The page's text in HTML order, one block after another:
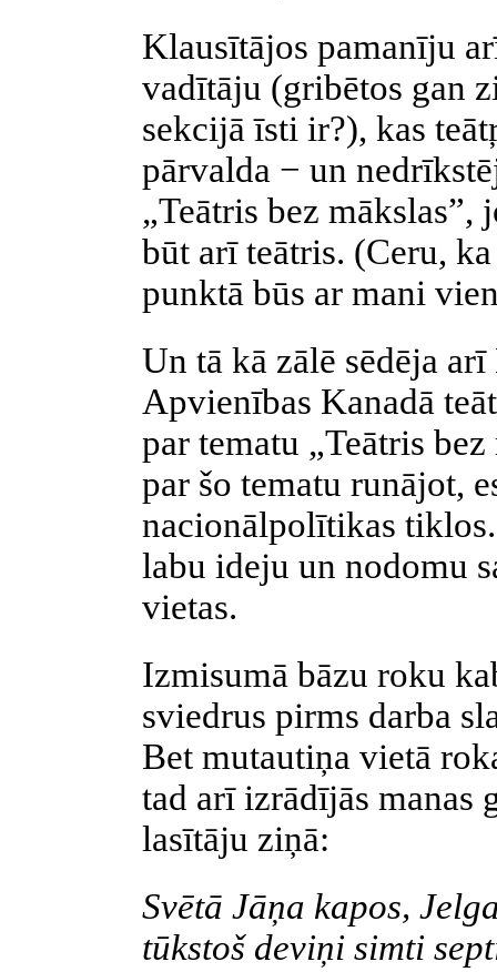
Klausītājos pamanīju
vadītāju (gribētos gan
sekcijā īsti ir?), kas
pārvalda − un
„Teātris bez mākslas”,
būt arī teātris. (Ceru,
punktā būs ar mani
Un tā kā zālē sēdēja
Apvienības Kanadā
par tematu „Teātris
par šo tematu runājot,
nacionālpolītikas
labu ideju un nodomu
vietas.
Izmisumā bāzu roku
sviedrus pirms darba
Bet mutautiņa vietā
tad arī izrādījās manas
lasītāju ziņā:
Svētā Jāņa kapos,
tūkstoš deviņi simti